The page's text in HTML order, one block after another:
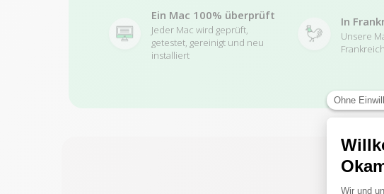
Ein Mac 100% überprüft
Jeder Mac wird geprüft,
getestet, gereinigt und neu
installiert
In
Unsere